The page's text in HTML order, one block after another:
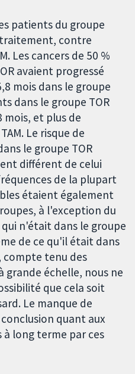
patients du groupe
contre
Les cancers de 50 %
avaient progressé
mois dans le groupe
dans le groupe TOR
mois, et plus de
Le risque de
le groupe TOR
différent de celui
de la plupart
étaient également
à l'exception du
n'était dans le groupe
de ce qu'il était dans
compte tenu des
grande échelle, nous ne
que cela soit
Le manque de
quant aux
à long terme par ces